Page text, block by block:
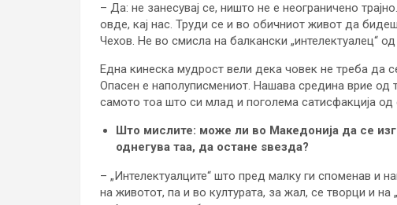
– Да: не занесувај се, ништо не е неограничено
овде, кај нас. Труди се и во обичниот живот да
Чехов. Не во смисла на балкански „интелектуалец“
Една кинеска мудрост вели дека човек не треба да
Опасен е наполуписмениот. Нашава средина врие
самото тоа што си млад и поголема сатисфакција
Што мислите: може ли во Македонија да се
однегува таа, да остане ѕвезда?
– „Интелектуалците“ што пред малку ги споменав и
на животот, па и во културата, за жал, се творци и